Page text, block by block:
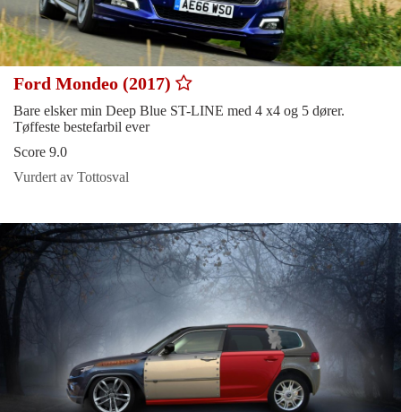
Ford Mondeo (2017)
Bare elsker min Deep Blue ST-LINE med 4 x4 og 5 dører.
Tøffeste bestefarbil ever
Score 9.0
Vurdert av Tottosval